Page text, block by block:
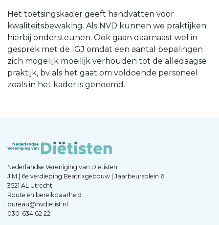
Het toetsingskader geeft handvatten voor
kwaliteitsbewaking. Als NVD kunnen we praktijken
hierbij ondersteunen. Ook gaan daarnaast wel in
gesprek met de IGJ omdat een aantal bepalingen
zich mogelijk moeilijk verhouden tot de alledaagse
praktijk, bv als het gaat om voldoende personeel
zoals in het kader is genoemd.
Nederlandse Vereniging van Diëtisten
JIM | 6e verdieping Beatrixgebouw | Jaarbeursplein 6
3521 AL Utrecht
Route en bereikbaarheid
bureau@nvdietist.nl
030-634 62 22